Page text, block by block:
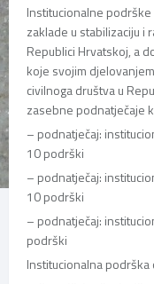
Institucionalne
zaklade u stabilizaciju i
Republici Hrvatskoj, a
koje svojim
civilnoga društva u
zasebne podnatječaje
– podnatječaj:
10 podrški
– podnatječaj:
10 podrški
– podnatječaj:
podrški
Institucionalna